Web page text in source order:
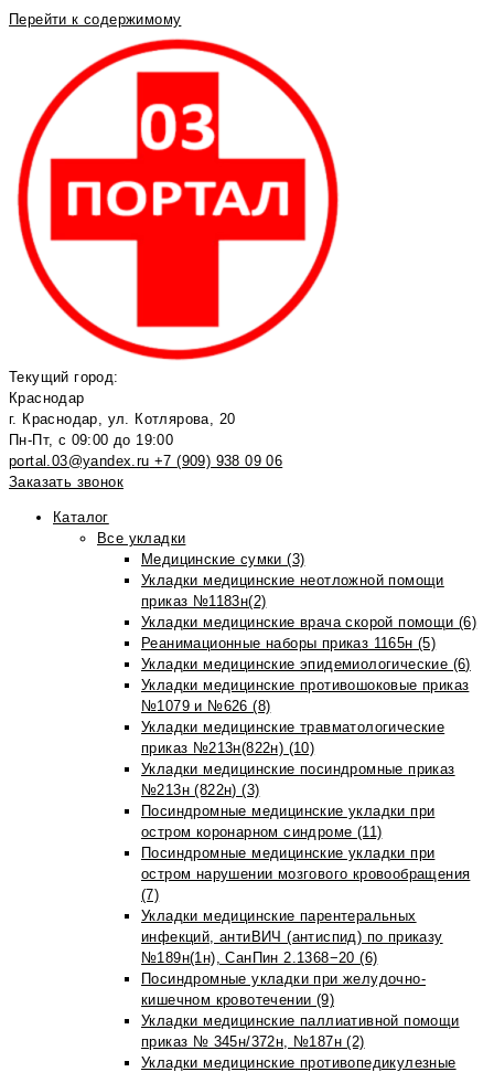
Перейти к содержимому
Текущий город:
Краснодар
г. Краснодар, ул. Котлярова, 20
Пн-Пт, с 09:00 до 19:00
portal.03@yandex.ru +7 (909) 938 09 06
Заказать звонок
Каталог
Все укладки
Медицинские сумки (3)
Укладки медицинские неотложной помощи
приказ №1183н(2)
Укладки медицинские врача скорой помощи (6)
Реанимационные наборы приказ 1165н (5)
Укладки медицинские эпидемиологические (6)
Укладки медицинские противошоковые приказ
№1079 и №626 (8)
Укладки медицинские травматологические
приказ №213н(822н) (10)
Укладки медицинские посиндромные приказ
№213н (822н) (3)
Посиндромные медицинские укладки при
остром коронарном синдроме (11)
Посиндромные медицинские укладки при
остром нарушении мозгового кровообращения
(7)
Укладки медицинские парентеральных
инфекций, антиВИЧ (антиспид) по приказу
№189н(1н), СанПин 2.1368−20 (6)
Посиндромные укладки при желудочно-
кишечном кровотечении (9)
Укладки медицинские паллиативной помощи
приказ № 345н/372н, №187н (2)
Укладки медицинские противопедикулезные